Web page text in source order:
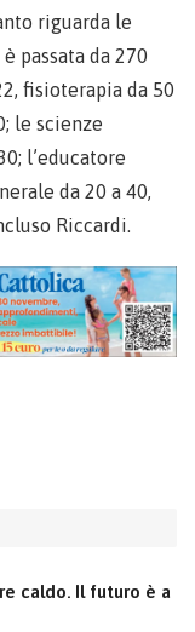
riguarda le
passata da 270
fisioterapia da 50
le scienze
l’educatore
da 20 a 40,
Riccardi.
caldo. Il futuro è a